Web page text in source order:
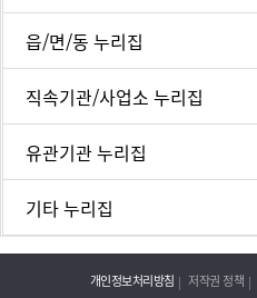
읍/면/동 누리집
직속기관/사업소 누리집
유관기관 누리집
기타 누리집
개인정보처리방침 저작권 정책